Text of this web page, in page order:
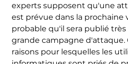
experts supposent qu'une
est prévue dans la prochaine
probable qu'il sera publié
grande campagne d'attaque.
raisons pour lesquelles les